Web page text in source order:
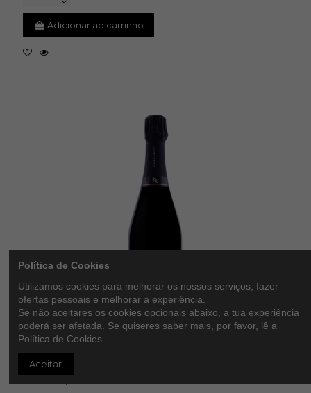
Adicionar ao carrinho
Domaine La Borderie - Extra Brut Rosé «Douce
Folie»
51.03 CHLBRONV
Política de Cookies
Utilizamos cookies para melhorar os nossos serviços, fazer
ofertas pessoais e melhorar a experiência.
Se não aceitares os cookies opcionais abaixo, a tua experiência
poderá ser afetada. Se quiseres saber mais, por favor, lê a
Política de Cookies.
Aceitar